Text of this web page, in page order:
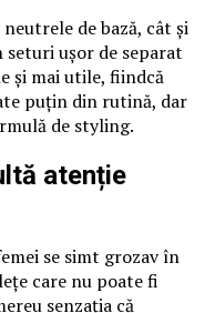
de bază, cât și
ușor de separat
și mai utile, fiindcă
puțin din rutină, dar
de styling.
atenție
se simt grozav în
care nu poate fi
senzația că